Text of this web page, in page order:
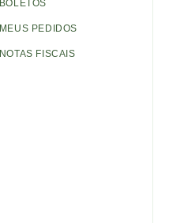
BOLETOS
MEUS PEDIDOS
NOTAS FISCAIS